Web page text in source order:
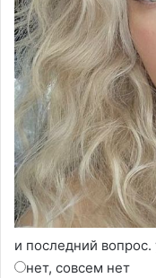
и последний вопрос.
нет, совсем нет